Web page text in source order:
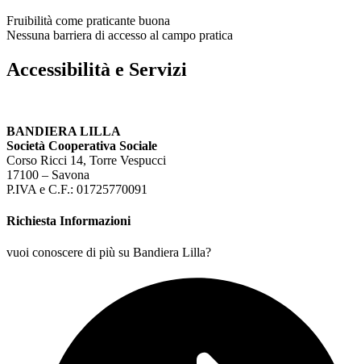
Fruibilità come praticante buona
Nessuna barriera di accesso al campo pratica
Accessibilità e Servizi
BANDIERA LILLA
Società Cooperativa Sociale
Corso Ricci 14, Torre Vespucci
17100 – Savona
P.IVA e C.F.: 01725770091
Richiesta Informazioni
vuoi conoscere di più su Bandiera Lilla?